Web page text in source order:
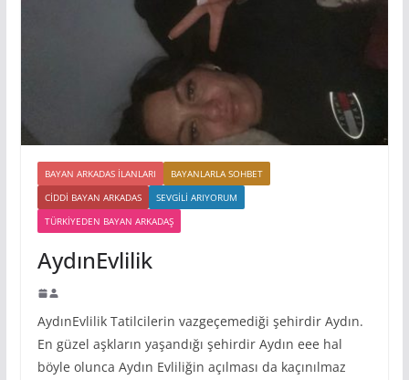
BAYAN ARKADAS ILANLARI
BAYANLARLA SOHBET
CIDDI BAYAN ARKADAS
SEVGILI ARIYORUM
TÜRKIYEDEN BAYAN ARKADAŞ
AydınEvlilik
AydınEvlilik Tatilcilerin vazgeçemediği şehirdir Aydın.
En güzel aşkların yaşandığı şehirdir Aydın eee hal
böyle olunca Aydın Evliliğin açılması da kaçınılmaz